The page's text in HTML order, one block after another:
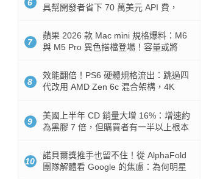
6
具幫開發者省下 70 萬美元 API 費，
7
蘋果 2026 款 Mac mini 規格爆料：M6
與 M5 Pro 異色搭檔登場！容量或將
8
效能翻倍！PS6 硬體規格流出：跳過四
代改用 AMD Zen 6c 混合架構，4K
9
美國上半年 CD 銷量大增 16%：增速約
為黑膠 7 倍，但購買者有一半以上根本
10
諾貝爾獎推手也留不住！從 AlphaFold
團隊解體看 Google 的焦慮：為何明星